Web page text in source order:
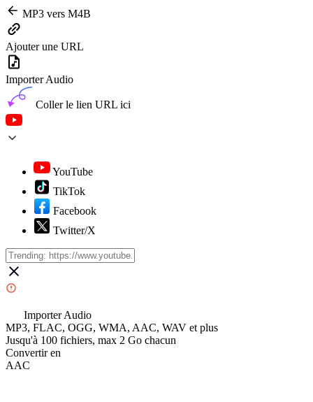
MP3 vers M4B
Ajouter une URL
Importer Audio
Coller le lien URL ici
YouTube
TikTok
Facebook
Twitter/X
Importer Audio
MP3, FLAC, OGG, WMA, AAC, WAV et plus
Jusqu'à 100 fichiers, max 2 Go chacun
Convertir en
AAC